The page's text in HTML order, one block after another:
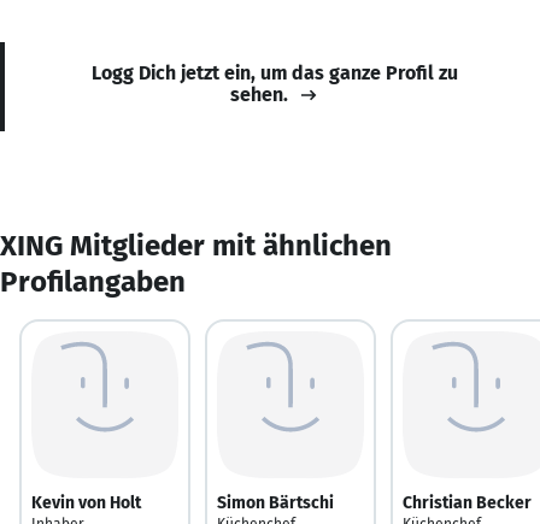
Logg Dich jetzt ein, um das ganze Profil zu
sehen.
XING Mitglieder mit ähnlichen
Profilangaben
Kevin von Holt Simon Bärtschi Christian Becker